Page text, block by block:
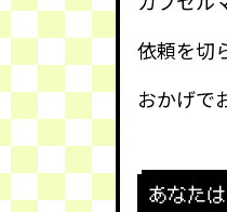
依頼を切
おかげで
あなた